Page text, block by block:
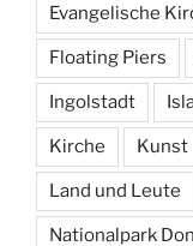
Evangelische
Floating Piers
Ingolstadt
Kirche Kunst
Land und Leute
Nationalpark